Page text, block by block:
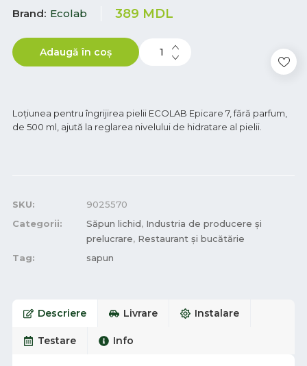
Brand Ecolab 389 MDL
Adaugă în coș
Loțiunea pentru îngrijirea pielii ECOLAB Epicare 7, fără parfum,
de 500 ml, ajută la reglarea nivelului de hidratare al pielii.
SKU:
9025570
Categorii:
Săpun lichid, Industria de producere și
prelucrare, Restaurant și bucătărie
Tag:
sapun
Descriere Livrare Instalare
Testare Info